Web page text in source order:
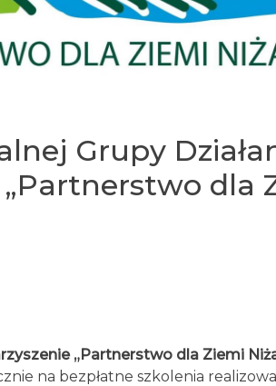
Grupy
dla
„Partnerstwo dla Ziemi
na bezpłatne szkolenia